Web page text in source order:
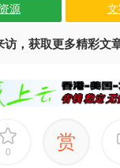
源
，获取更多精彩文
0 赏